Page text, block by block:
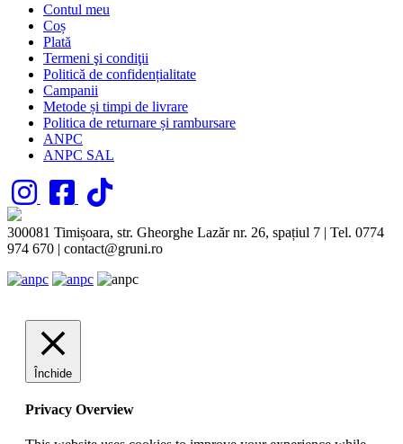
Contul meu
Coș
Plată
Termeni şi condiţii
Politică de confidențialitate
Campanii
Metode și timpi de livrare
Politica de returnare și rambursare
ANPC
ANPC SAL
300081 Timișoara, str. Gheorghe Lazăr nr. 26, spațiul 7 | Tel. 0774
974 670 | contact@gruni.ro
Închide
Privacy Overview